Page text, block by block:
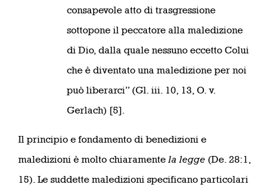
consapevole atto di trasgressione
sottopone il peccatore alla maledizione
di Dio, dalla quale nessuno eccetto Colui
che è diventato una maledizione per noi
può liberarci” (Gl. iii. 10, 13, O. v.
Gerlach) [5].
Il principio e fondamento di benedizioni e
maledizioni è molto chiaramente la legge (De. 28:1,
15). Le suddette maledizioni specificano particolari